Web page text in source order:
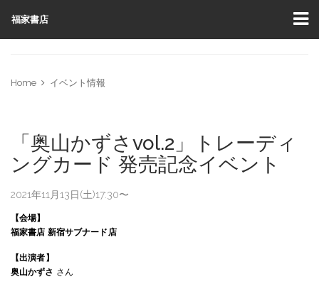
福家書店
Home イベント情報
「奥山かずさvol.2」トレーディ
ングカード 発売記念イベント
2021年11月13日(土)17:30〜
【会場】
福家書店 新宿サブナード店
【出演者】
奥山かずさ さん